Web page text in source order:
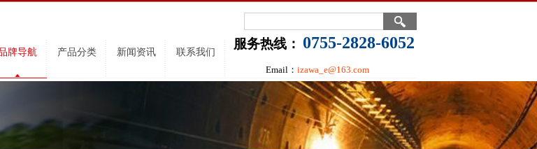
服务热线： 0755-2828-6052
Email： izawa_e@163.com
牌导航 产品分类 新闻资讯 联系我们